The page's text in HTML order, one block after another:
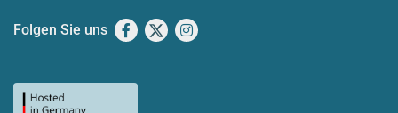
Folgen Sie uns Facebook
X Instagram